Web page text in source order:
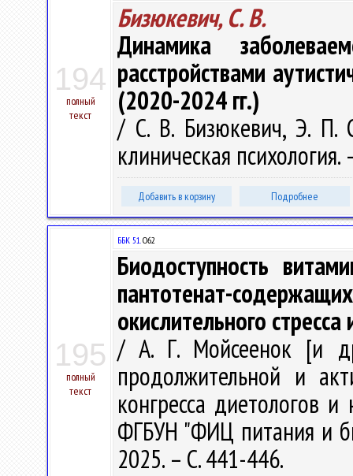
194
полный
текст
Бизюкевич, С. В.
Динамика
расстройствами
(2020-2024 гг.)
/ С. В. Бизюкевич, Э. П.
клиническая
Добавить в корзину Подробнее
195
полный
текст
ББК 51.О62
Биодоступность
пантотенат-
окислительного
/ А. Г. Мойсеенок [и
продолжительной и
конгресса диетологов
ФГБУН "ФИЦ питания и
2025. – С. 441-446.